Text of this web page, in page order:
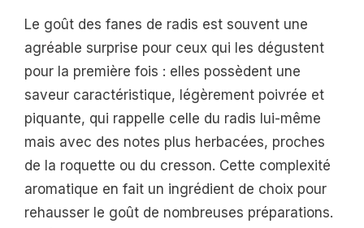
Le goût des fanes de radis est souvent une
agréable surprise pour ceux qui les dégustent
pour la première fois : elles possèdent une
saveur caractéristique, légèrement poivrée et
piquante, qui rappelle celle du radis lui-même
mais avec des notes plus herbacées, proches
de la roquette ou du cresson. Cette complexité
aromatique en fait un ingrédient de choix pour
rehausser le goût de nombreuses préparations.